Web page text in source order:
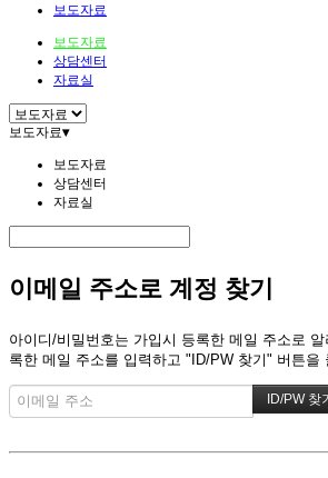
보도자료
보도자료
상담센터
자료실
보도자료▾
보도자료
상담센터
자료실
이메일 주소로 계정 찾기
아이디/비밀번호는 가입시 등록한 메일 주소로
록한 메일 주소를 입력하고 "ID/PW 찾기" 버튼을